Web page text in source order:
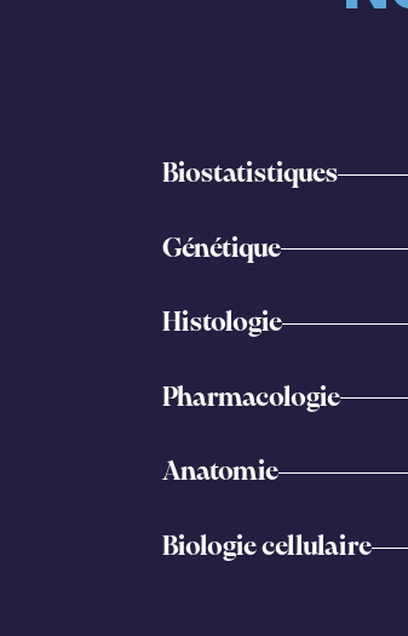
Biostatistiques
Génétique
Histologie
Pharmacologie
Anatomie
Biologie cellulaire